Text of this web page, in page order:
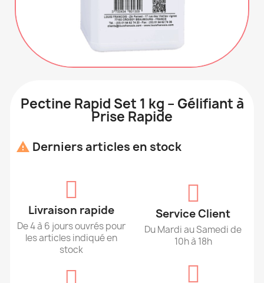
Pectine Rapid Set 1 kg – Gélifiant à
Prise Rapide
 Derniers articles en stock
Livraison rapide
De 4 à 6 jours ouvrés pour
les articles indiqué en
stock
Service Client
Du Mardi au Samedi de
10h à 18h